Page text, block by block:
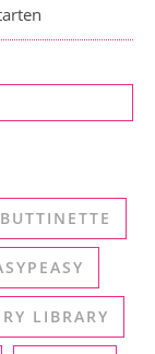
BUTTINETTE
LIBRARY